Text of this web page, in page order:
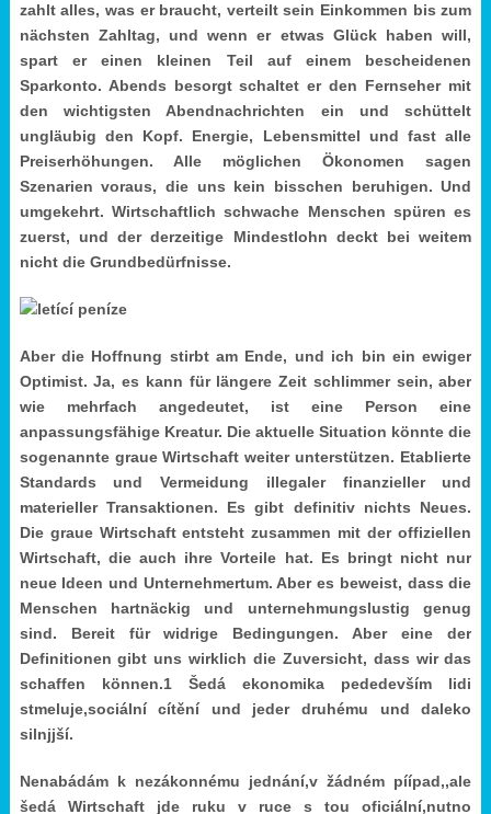
zahlt alles, was er braucht, verteilt sein Einkommen bis zum
nächsten Zahltag, und wenn er etwas Glück haben will,
spart er einen kleinen Teil auf einem bescheidenen
Sparkonto. Abends besorgt schaltet er den Fernseher mit
den wichtigsten Abendnachrichten ein und schüttelt
ungläubig den Kopf. Energie, Lebensmittel und fast alle
Preiserhöhungen. Alle möglichen Ökonomen sagen
Szenarien voraus, die uns kein bisschen beruhigen. Und
umgekehrt. Wirtschaftlich schwache Menschen spüren es
zuerst, und der derzeitige Mindestlohn deckt bei weitem
nicht die Grundbedürfnisse.
Aber die Hoffnung stirbt am Ende, und ich bin ein ewiger
Optimist. Ja, es kann für längere Zeit schlimmer sein, aber
wie mehrfach angedeutet, ist eine Person eine
anpassungsfähige Kreatur. Die aktuelle Situation könnte die
sogenannte graue Wirtschaft weiter unterstützen. Etablierte
Standards und Vermeidung illegaler finanzieller und
materieller Transaktionen. Es gibt definitiv nichts Neues.
Die graue Wirtschaft entsteht zusammen mit der offiziellen
Wirtschaft, die auch ihre Vorteile hat. Es bringt nicht nur
neue Ideen und Unternehmertum. Aber es beweist, dass die
Menschen hartnäckig und unternehmungslustig genug
sind. Bereit für widrige Bedingungen. Aber eine der
Definitionen gibt uns wirklich die Zuversicht, dass wir das
schaffen können.1 Šedá ekonomika pededevším lidi
stmeluje,sociální cítění und jeder druhému und daleko
silnjjší.
Nenabádám k nezákonnému jednání,v žádném píípad,,ale
šedá Wirtschaft jde ruku v ruce s tou oficiální,nutno